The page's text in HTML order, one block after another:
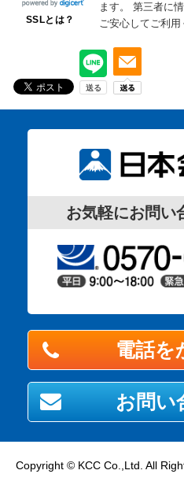
SSLとは？
ます。
第三者に
ご安心してご利用
お気軽にお問い
電話を
お問い
Copyright © KCC Co.,Ltd. All